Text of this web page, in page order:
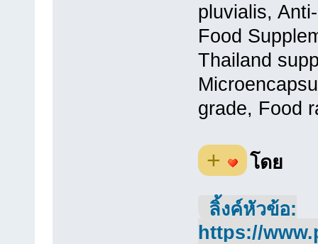
pluvialis,
Food
Thailand
grade, Food
+ โดย
ลิ้งค์หัวข้อ:
https://